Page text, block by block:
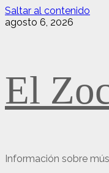
Saltar al contenido
agosto 6, 2026
El
Información sobre